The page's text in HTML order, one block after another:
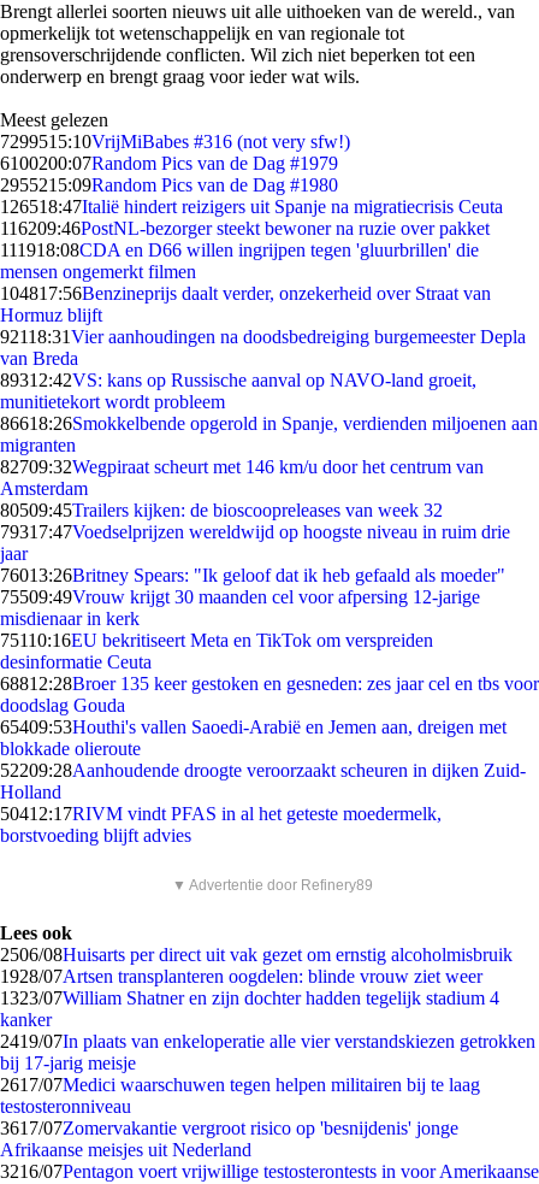
Brengt allerlei soorten nieuws uit alle uithoeken van de wereld., van
opmerkelijk tot wetenschappelijk en van regionale tot
grensoverschrijdende conflicten. Wil zich niet beperken tot een
onderwerp en brengt graag voor ieder wat wils.
Meest gelezen
7299515:10VrijMiBabes #316 (not very sfw!)
6100200:07Random Pics van de Dag #1979
2955215:09Random Pics van de Dag #1980
126518:47Italië hindert reizigers uit Spanje na migratiecrisis Ceuta
116209:46PostNL-bezorger steekt bewoner na ruzie over pakket
111918:08CDA en D66 willen ingrijpen tegen 'gluurbrillen' die
mensen ongemerkt filmen
104817:56Benzineprijs daalt verder, onzekerheid over Straat van
Hormuz blijft
92118:31Vier aanhoudingen na doodsbedreiging burgemeester Depla
van Breda
89312:42VS: kans op Russische aanval op NAVO-land groeit,
munitietekort wordt probleem
86618:26Smokkelbende opgerold in Spanje, verdienden miljoenen aan
migranten
82709:32Wegpiraat scheurt met 146 km/u door het centrum van
Amsterdam
80509:45Trailers kijken: de bioscoopreleases van week 32
79317:47Voedselprijzen wereldwijd op hoogste niveau in ruim drie
jaar
76013:26Britney Spears: "Ik geloof dat ik heb gefaald als moeder"
75509:49Vrouw krijgt 30 maanden cel voor afpersing 12-jarige
misdienaar in kerk
75110:16EU bekritiseert Meta en TikTok om verspreiden
desinformatie Ceuta
68812:28Broer 135 keer gestoken en gesneden: zes jaar cel en tbs voor
doodslag Gouda
65409:53Houthi's vallen Saoedi-Arabië en Jemen aan, dreigen met
blokkade olieroute
52209:28Aanhoudende droogte veroorzaakt scheuren in dijken Zuid-
Holland
50412:17RIVM vindt PFAS in al het geteste moedermelk,
borstvoeding blijft advies
▼ Advertentie door Refinery89
Lees ook
2506/08Huisarts per direct uit vak gezet om ernstig alcoholmisbruik
1928/07Artsen transplanteren oogdelen: blinde vrouw ziet weer
1323/07William Shatner en zijn dochter hadden tegelijk stadium 4
kanker
2419/07In plaats van enkeloperatie alle vier verstandskiezen getrokken
bij 17-jarig meisje
2617/07Medici waarschuwen tegen helpen militairen bij te laag
testosteronniveau
3617/07Zomervakantie vergroot risico op 'besnijdenis' jonge
Afrikaanse meisjes uit Nederland
3216/07Pentagon voert vrijwillige testosterontests in voor Amerikaanse